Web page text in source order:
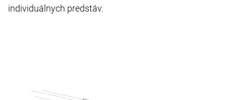
individuálnych predstáv.